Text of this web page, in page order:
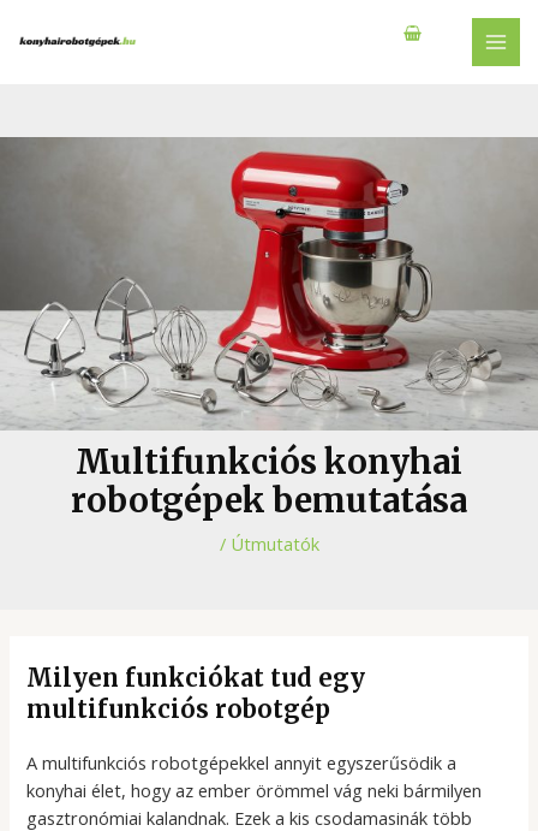
Multifunkciós konyhai
robotgépek bemutatása
/ Útmutatók
Milyen funkciókat tud egy
multifunkciós robotgép
A multifunkciós robotgépekkel annyit egyszerűsödik a
konyhai élet, hogy az ember örömmel vág neki bármilyen
gasztronómiai kalandnak. Ezek a kis csodamasinák több